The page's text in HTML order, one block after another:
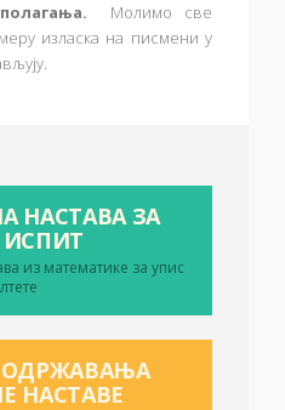
Молимо све
изласка на писмени у
НАСТАВА ЗА
ИСПИТ
из математике за упис
ОДРЖАВАЊА
НАСТАВЕ